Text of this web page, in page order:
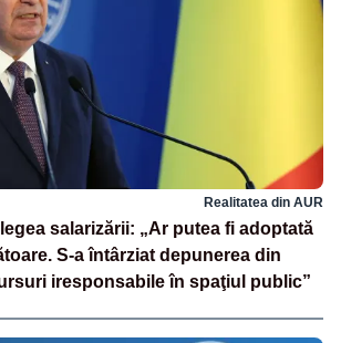
Realitatea din AUR
salarizării: „Ar putea fi adoptată
S-a întârziat depunerea din
iresponsabile în spaţiul public”